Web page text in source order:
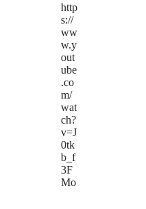
http
s://
ww
w.y
out
ube
.co
m/
wat
ch?
v=J
0tk
b_f
3F
Mo